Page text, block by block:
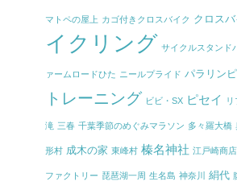
マトペの屋上 カゴ付きクロスバイク クロスバ
イクリング サイクルスタンド
ァームロードひた ニールプライド パラリン
トレーニング ビビ・SX ピセイ リ
滝 三春 千葉季節のめぐみマラソン 多々羅大橋
形村 成木の家 東峰村 榛名神社 江戸崎商
ファクトリー 琵琶湖一周 生名島 神奈川 絹代